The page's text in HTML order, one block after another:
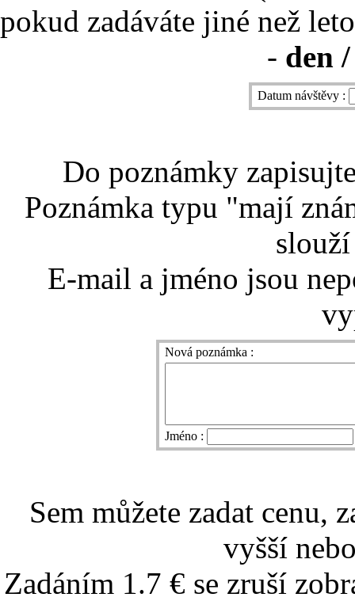
pokud zadáváte jiné než
- den
Datum návštěvy :
Do poznámky
Poznámka typu "mají
E-mail a jméno jsou
Nová poznámka :
Jméno :
Sem můžete zadat cenu,
vyšší
Zadáním 1.7 € se zruší